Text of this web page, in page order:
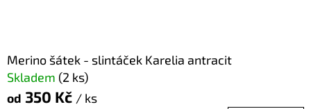
Merino šátek - slintáček Karelia antracit
Skladem (2 ks)
od 350 Kč / ks